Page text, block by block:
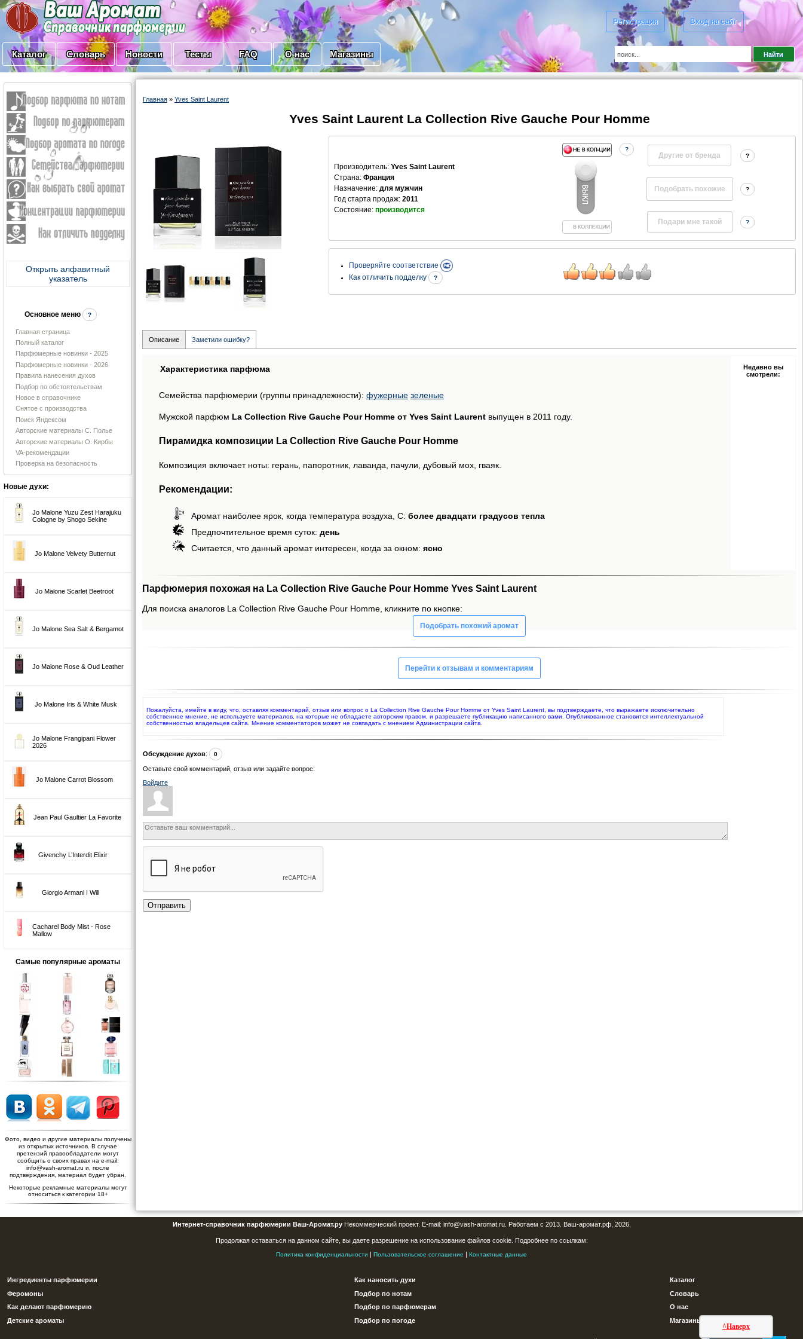
Регистрация Вход на сайт
Каталог Словарь Новости Тесты FAQ О нас Магазины
Открыть алфавитный
указатель
Основное меню ?
Главная страница
Полный каталог
Парфюмерные новинки - 2025
Парфюмерные новинки - 2026
Правила нанесения духов
Подбор по обстоятельствам
Новое в справочнике
Снятое с производства
Поиск Яндексом
Авторские материалы С. Полье
Авторские материалы О. Кирбы
VA-рекомендации
Проверка на безопасность
Новые духи:
Jo Malone Yuzu Zest Harajuku
Cologne by Shogo Sekine
Jo Malone Velvety Butternut
Jo Malone Scarlet Beetroot
Jo Malone Sea Salt & Bergamot
Jo Malone Rose & Oud Leather
Jo Malone Iris & White Musk
Jo Malone Frangipani Flower
2026
Jo Malone Carrot Blossom
Jean Paul Gaultier La Favorite
Givenchy L’Interdit Elixir
Giorgio Armani I Will
Cacharel Body Mist - Rose
Mallow
Самые популярные ароматы
Фото, видео и другие материалы получены
из открытых источников. В случае
претензий правообладатели могут
сообщить о своих правах на e-mail:
info@vash-aromat.ru и, после
подтверждения, материал будет убран.
Некоторые рекламные материалы могут
относиться к категории 18+
Главная » Yves Saint Laurent
Yves Saint Laurent La Collection Rive Gauche Pour Homme
Производитель: Yves Saint Laurent
Страна: Франция
Назначение: для мужчин
Год старта продаж: 2011
Состояние: производится
?
Другие от бренда ?
?
?
Проверяйте соответствие
Как отличить подделку
?
Описание Заметили ошибку?
Характеристика парфюма
Семейства парфюмерии (группы принадлежности): фужерные зеленые
Мужской парфюм La Collection Rive Gauche Pour Homme от Yves Saint Laurent выпущен в 2011 году.
Пирамидка композиции La Collection Rive Gauche Pour Homme
Композиция включает ноты: герань, папоротник, лаванда, пачули, дубовый мох, гваяк.
Рекомендации:
Аромат наиболее ярок, когда температура воздуха, С: более двадцати градусов тепла
Предпочтительное время суток: день
Считается, что данный аромат интересен, когда за окном: ясно
Недавно вы
смотрели:
Парфюмерия похожая на La Collection Rive Gauche Pour Homme Yves Saint Laurent
Для поиска аналогов La Collection Rive Gauche Pour Homme, кликните по кнопке:
Подобрать похожий аромат
Перейти к отзывам и комментариям
Пожалуйста, имейте в виду, что, оставляя комментарий, отзыв или вопрос о La Collection Rive Gauche Pour Homme от Yves Saint Laurent, вы подтверждаете, что выражаете исключительно
собственное мнение, не используете материалов, на которые не обладаете авторским правом, и разрешаете публикацию написанного вами. Опубликованное становится интеллектуальной
собственностью владельцев сайта. Мнение комментаторов может не совпадать с мнением Администрации сайта.
Обсуждение духов: 0
Оставьте свой комментарий, отзыв или задайте вопрос:
Войдите
Отправить
^Наверх
Интернет-справочник парфюмерии Ваш-Аромат.руНекоммерческий проект. E-mail: info@vash-aromat.ru. Работаем с 2013. Ваш-аромат.рф, 2026.
Продолжая оставаться на данном сайте, вы даете разрешение на использование файлов cookie. Подробнее по ссылкам:
Политика конфиденциальности | Пользовательское соглашение | Контактные данные
Ингредиенты парфюмерии
Феромоны
Как делают парфюмерию
Детские ароматы
Как наносить духи
Подбор по нотам
Подбор по парфюмерам
Подбор по погоде
Каталог
Словарь
О нас
Магазины